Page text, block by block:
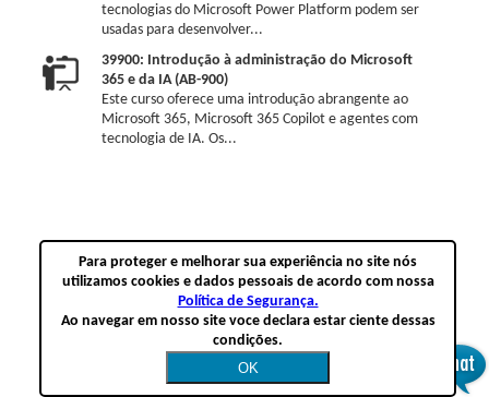
Para proteger e melhorar sua experiência no site nós
utilizamos cookies e dados pessoais de acordo com nossa
Política de Segurança.
Ao navegar em nosso site voce declara estar ciente dessas
condições.
tecnologias do Microsoft Power Platform podem ser
usadas para desenvolver...
39900: Introdução à administração do Microsoft
365 e da IA (AB-900)
Este curso oferece uma introdução abrangente ao
Microsoft 365, Microsoft 365 Copilot e agentes com
tecnologia de IA. Os...